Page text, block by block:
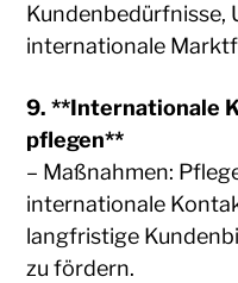
Kundenbedürfnisse,
internationale
9. **Internationale
pflegen**
– Maßnahmen:
internationale
langfristige
zu fördern.